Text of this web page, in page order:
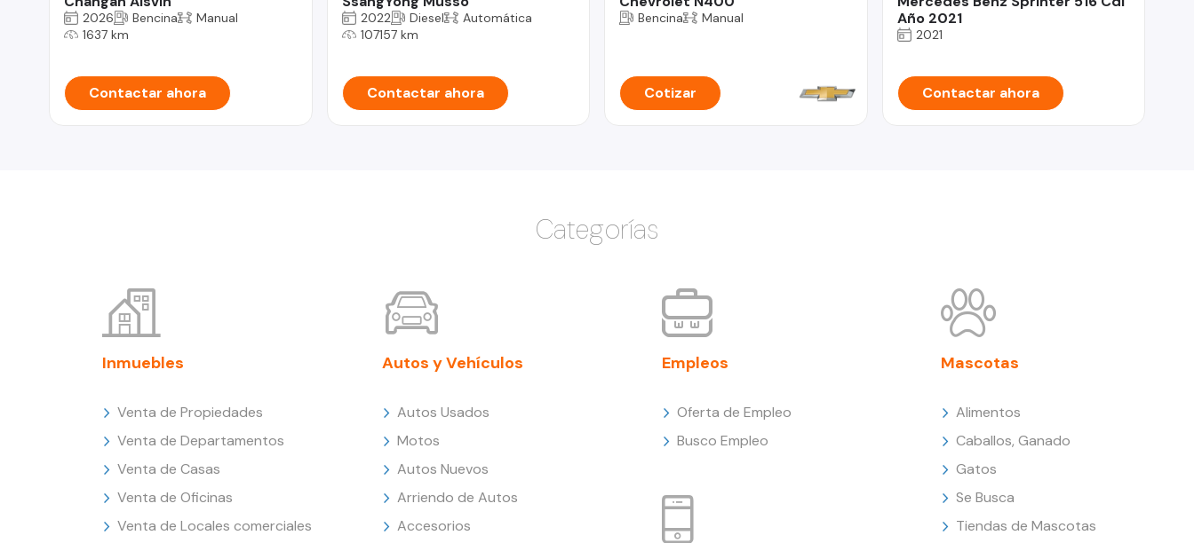
2026 Bencina
Manual
1637 km
Contactar ahora
2022 Diesel
Automática
107157 km
Contactar ahora
Bencina Manual
Cotizar
Año 2021
2021
Contactar ahora
Categorías
Inmuebles
Venta de Propiedades
Venta de Departamentos
Venta de Casas
Venta de Oficinas
Venta de Locales comerciales
Autos y Vehículos
Autos Usados
Motos
Autos Nuevos
Arriendo de Autos
Accesorios
Empleos
Oferta de Empleo
Busco Empleo
Mascotas
Alimentos
Caballos, Ganado
Gatos
Se Busca
Tiendas de Mascotas